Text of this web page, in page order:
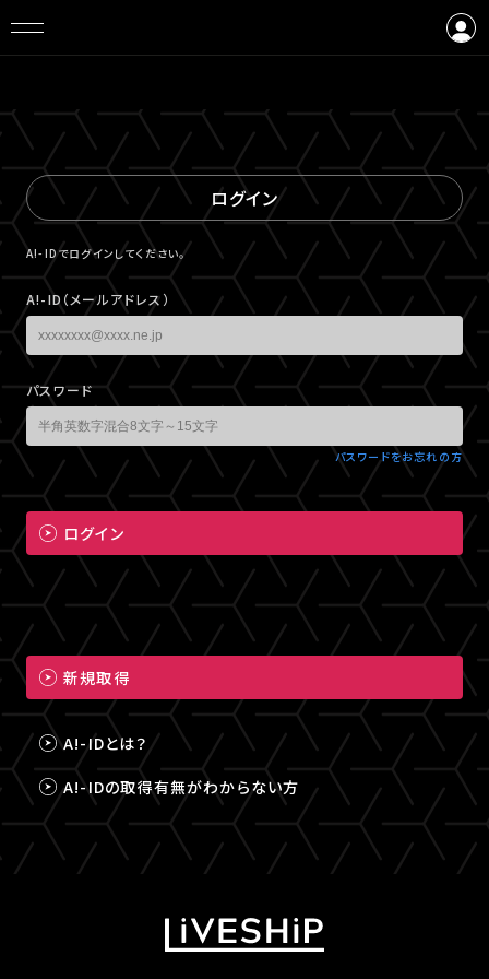
ログイン
A!-IDでログインしてください。
A!-ID（メールアドレス）
パスワード
パスワードをお忘れの方
ログイン
新規取得
A!-IDとは？
A!-IDの取得有無がわからない方